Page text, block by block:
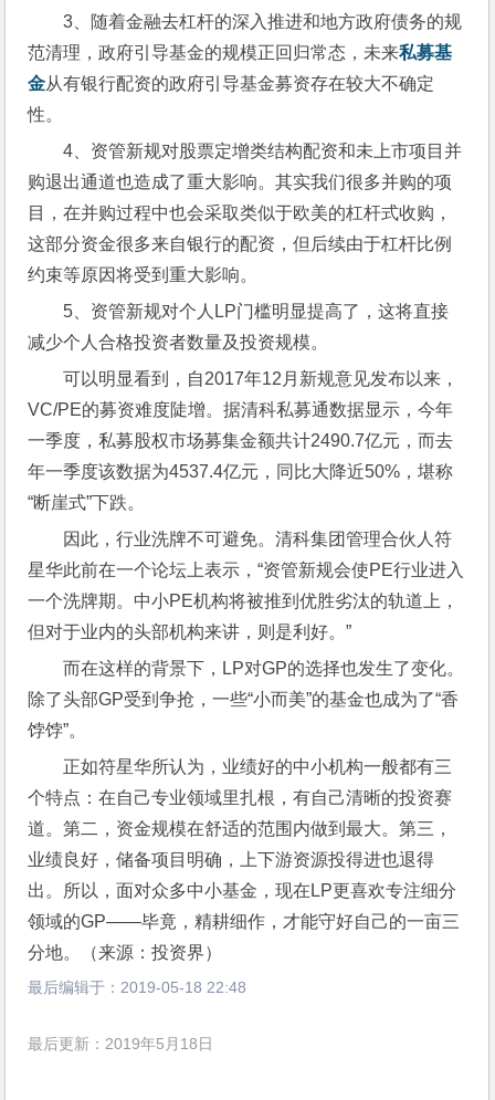
3、随着金融去杠杆的深入推进和地方政府债务的规
范清理，政府引导基金的规模正回归常态，未来私募基
金从有银行配资的政府引导基金募资存在较大不确定
性。
4、资管新规对股票定增类结构配资和未上市项目并
购退出通道也造成了重大影响。其实我们很多并购的项
目，在并购过程中也会采取类似于欧美的杠杆式收购，
这部分资金很多来自银行的配资，但后续由于杠杆比例
约束等原因将受到重大影响。
5、资管新规对个人LP门槛明显提高了，这将直接
减少个人合格投资者数量及投资规模。
可以明显看到，自2017年12月新规意见发布以来，
VC/PE的募资难度陡增。据清科私募通数据显示，今年
一季度，私募股权市场募集金额共计2490.7亿元，而去
年一季度该数据为4537.4亿元，同比大降近50%，堪称
“断崖式”下跌。
因此，行业洗牌不可避免。清科集团管理合伙人符
星华此前在一个论坛上表示，“资管新规会使PE行业进入
一个洗牌期。中小PE机构将被推到优胜劣汰的轨道上，
但对于业内的头部机构来讲，则是利好。”
而在这样的背景下，LP对GP的选择也发生了变化。
除了头部GP受到争抢，一些“小而美”的基金也成为了“香
饽饽”。
正如符星华所认为，业绩好的中小机构一般都有三
个特点：在自己专业领域里扎根，有自己清晰的投资赛
道。第二，资金规模在舒适的范围内做到最大。第三，
业绩良好，储备项目明确，上下游资源投得进也退得
出。所以，面对众多中小基金，现在LP更喜欢专注细分
领域的GP——毕竟，精耕细作，才能守好自己的一亩三
分地。（来源：投资界）
最后编辑于： 2019-05-18 22:48
最后更新：2019年5月18日